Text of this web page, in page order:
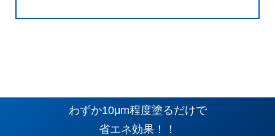
わずか10μm程度塗るだけで
省エネ効果！！